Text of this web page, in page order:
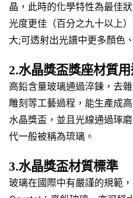
晶，此時的化學特性為最佳
光度更佳（百分之九十以上
大;可透射出光譜中更多顏色
2.水晶獎盃獎座材質
高鉛含量玻璃通過淬鍊，去
雕刻等工藝過程，能生產成
水晶獎盃，並且光線通過琢
代一般被稱為琉璃。
3.水晶獎盃材質標準
玻璃在國際中有嚴謹的規範